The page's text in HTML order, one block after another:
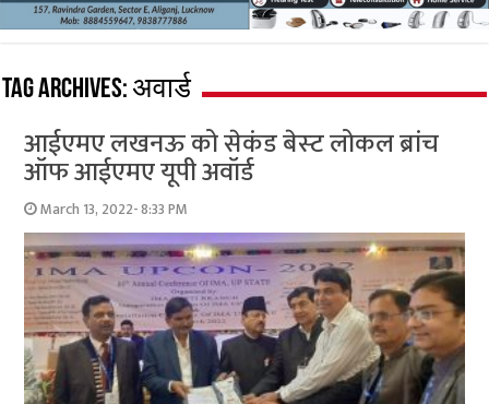
Tag Archives:अवार्ड
आईएमए लखनऊ को सेकंड बेस्‍ट लोकल ब्रांच
ऑफ आईएमए यूपी अवॉर्ड
March 13, 2022- 8:33 PM